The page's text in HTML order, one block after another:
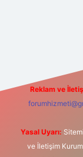
Reklam ve
Yasal Uyarı:
ve İletişim